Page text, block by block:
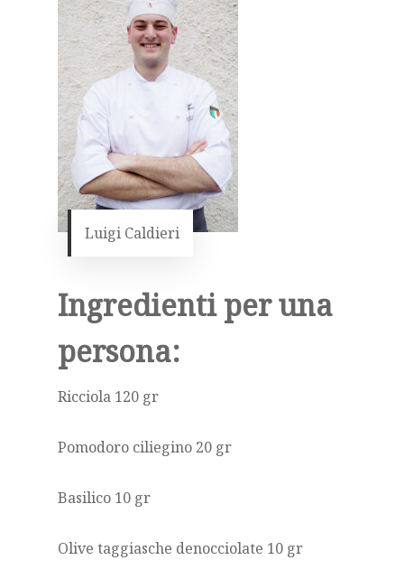
Luigi Caldieri
Ingredienti per una
persona:
Ricciola 120 gr
Pomodoro ciliegino 20 gr
Basilico 10 gr
Olive taggiasche denocciolate 10 gr